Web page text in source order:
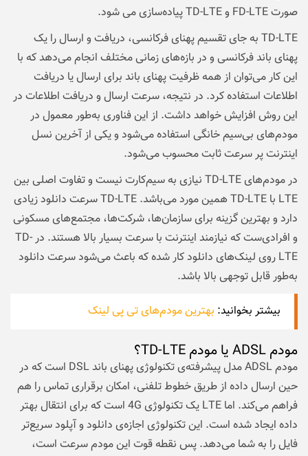
صورت FD-LTE و TD-LTE پیاده‌سازی می‌ شود.
TD-LTE به جای تقسیم پهنای فرکانسی، دریافت و ارسال را یک
پهنای باند فرکانسی و در بازه‌های زمانی مختلف انجام می‌دهد که با
این کار می‌توان از همه ظرفیت پهنای باند برای ارسال یا دریافت
اطلاعات استفاده کرد. در نتیجه، سرعت ارسال و دریافت اطلاعات در
این روش افزایش خواهد داشت. از این فناوری به‌طور معمول در
مودم‌های بی‌سیم خانگی استفاده می‌شود و یکی از آخرین نسل
اینترنت پر سرعت ثابت محسوب می‌شود.
در مودم‌های TD-LTE نیازی به سیم‌کارت نیست و تفاوت اصلی بین
LTE با TD-LTE همین مورد می‌باشد. TD-LTE سرعت دانلود زیادی
دارد و بهترین گزینه برای سازمان‌ها، شرکت‌ها، مجتمع‌های مسکونی
و افرادی‌ست که نیازمند اینترنت با سرعت بسیار بالا هستند. در TD-
LTE روی لینک‌های دانلود کار شده که باعث می‌شود سرعت دانلود
به‌طور قابل توجهی بالا باشد.
بیشتر بخوانید: بهترین مودم‌های تی پی لینک
مودم ADSL یا مودم TD-LTE؟
مودم ADSL مدل پیشرفته‌ی تکنولوژی پهنای باند DSL است که در
حین ارسال داده از طریق خطوط تلفنی، امکان برقراری تماس را هم
فراهم می‌کند. اما LTE یک تکنولوژی 4G است که برای انتقال بهتر
داده ایجاد شده است. این تکنولوژی اجازه‌ی دانلود و آپلود سریع‌تر
فایل را به شما می‌دهد. پس نقطه قوت این مودم سرعت است،